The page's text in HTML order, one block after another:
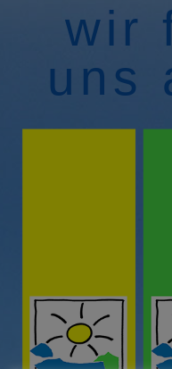
wir
uns